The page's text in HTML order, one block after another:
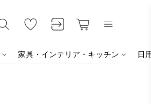
家具・インテリア・キッチン 日